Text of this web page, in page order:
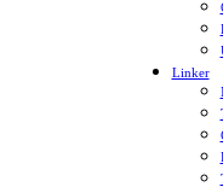
Linker